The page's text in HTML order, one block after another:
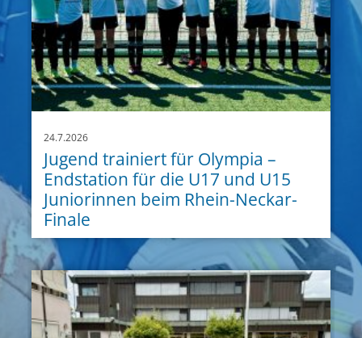
24.7.2026
Jugend trainiert für Olympia –
Endstation für die U17 und U15
Juniorinnen beim Rhein-Neckar-
Finale